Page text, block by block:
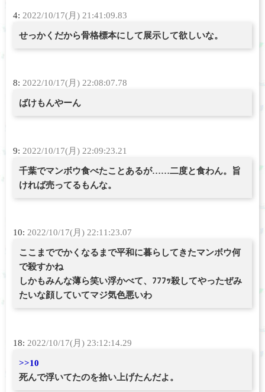
4: 2022/10/17(月) 21:41:09.83
せっかくだから骨格標本にして展示して欲しいな。
8: 2022/10/17(月) 22:08:07.78
ばけもんやーん
9: 2022/10/17(月) 22:09:23.21
千葉でマンボウ食べたことあるが……二度と食わん。旨
ければ売ってるもんな。
10: 2022/10/17(月) 22:11:23.07
ここまででかくなるまで平和に暮らしてきたマンボウ何
で殺すかね
しかもみんな薄ら笑い浮かべて、ﾌﾌﾌｯ殺してやったぜみ
たいな顔していてマジ気色悪いわ
18: 2022/10/17(月) 23:12:14.29
>>10
死んで浮いてたのを拾い上げたんだよ。